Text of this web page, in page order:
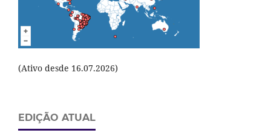
(Ativo desde 16.07.2026)
EDIÇÃO ATUAL